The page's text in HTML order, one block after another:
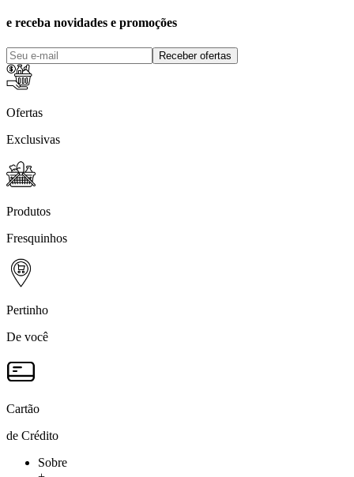
e receba novidades e promoções
Receber ofertas
Ofertas
Exclusivas
Produtos
Fresquinhos
Pertinho
De você
Cartão
de Crédito
Sobre